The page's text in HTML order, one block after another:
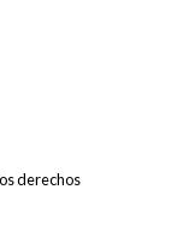
derechos